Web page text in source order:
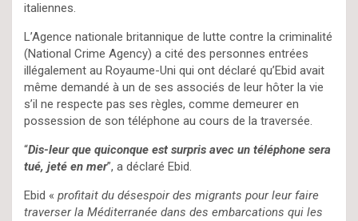
italiennes.
L’Agence nationale britannique de lutte contre la criminalité
(National Crime Agency) a cité des personnes entrées
illégalement au Royaume-Uni qui ont déclaré qu’Ebid avait
même demandé à un de ses associés de leur hôter la vie
s’il ne respecte pas ses règles, comme demeurer en
possession de son téléphone au cours de la traversée.
“Dis-leur que quiconque est surpris avec un téléphone sera
tué, jeté en mer”, a déclaré Ebid.
Ebid « profitait du désespoir des migrants pour leur faire
traverser la Méditerranée dans des embarcations qui les